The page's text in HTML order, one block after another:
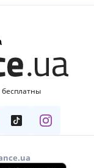
бесплатны